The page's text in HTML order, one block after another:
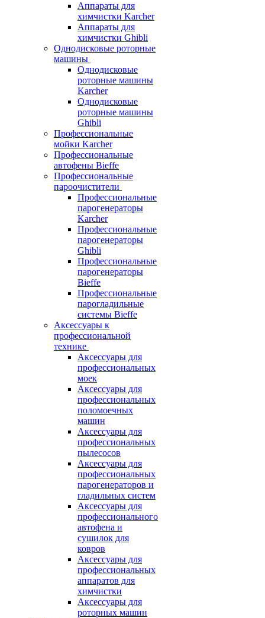
Аппараты для
химчистки Karcher
Аппараты для
химчистки Ghibli
Однодисковые роторные
машины
Однодисковые
роторные машины
Karcher
Однодисковые
роторные машины
Ghibli
Профессиональные
мойки Karcher
Профессиональные
автофены Bieffe
Профессиональные
пароочистители
Профессиональные
парогенераторы
Karcher
Профессиональные
парогенераторы
Ghibli
Профессиональные
парогенераторы
Bieffe
Профессиональные
парогладильные
системы Bieffe
Аксессуары к
профессиональной
технике
Аксессуары для
профессиональных
моек
Аксессуары для
профессиональных
поломоечных
машин
Аксессуары для
профессиональных
пылесосов
Аксессуары для
профессиональных
парогенераторов и
гладильных систем
Аксессуары для
профессионального
автофена и
сушилок для
ковров
Аксессуары для
профессиональных
аппаратов для
химчистки
Аксессуары для
роторных машин